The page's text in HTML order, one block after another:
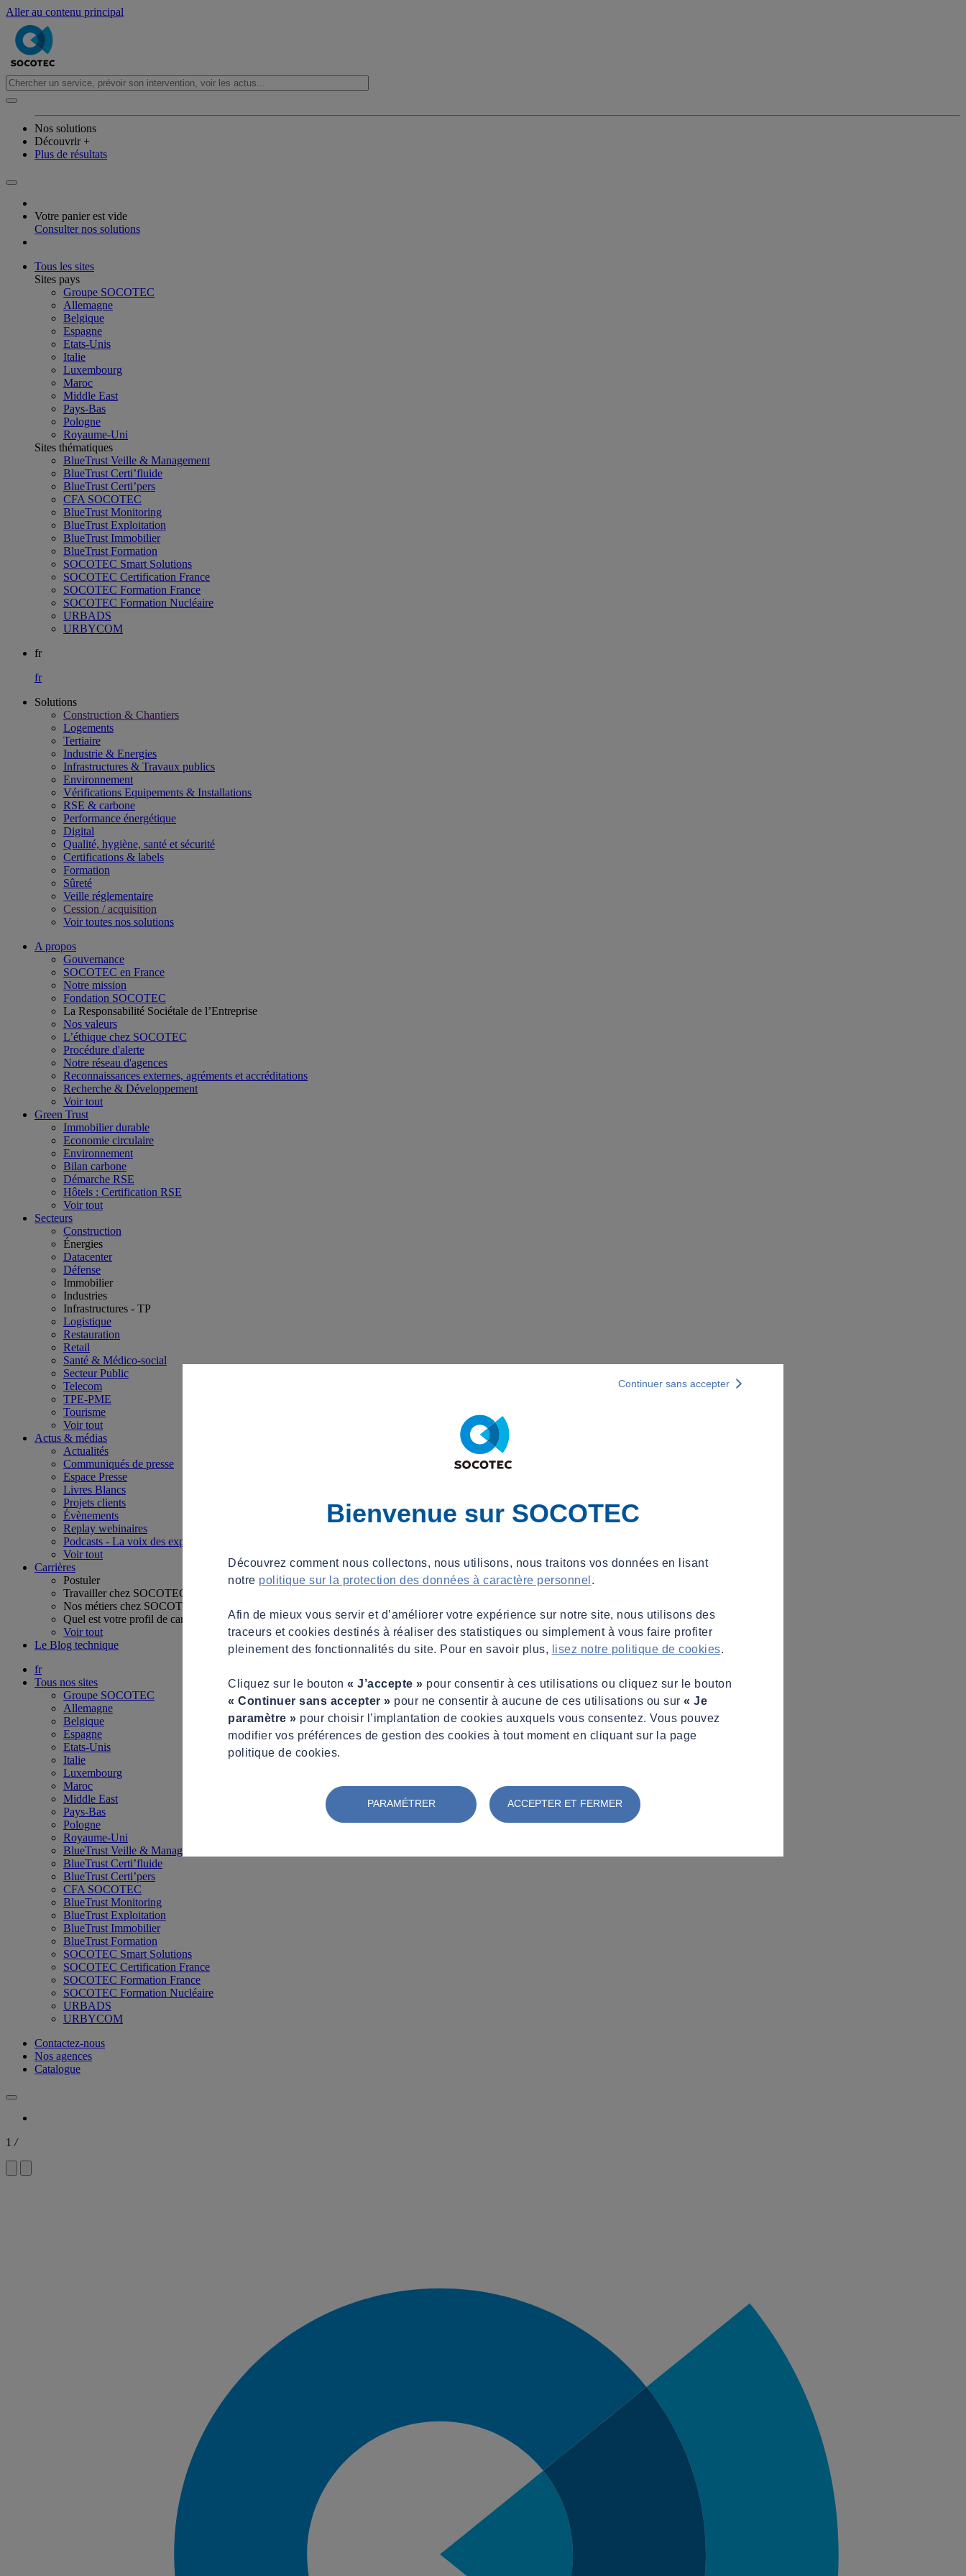
Aller au contenu principal
Nos solutions
Découvrir +
Plus de résultats
Votre panier est vide
Consulter nos solutions
Tous les sites
Sites pays
Groupe SOCOTEC
Allemagne
Belgique
Espagne
Etats-Unis
Italie
Luxembourg
Maroc
Middle East
Pays-Bas
Pologne
Royaume-Uni
Sites thématiques
BlueTrust Veille & Management
BlueTrust Certi’fluide
BlueTrust Certi’pers
CFA SOCOTEC
BlueTrust Monitoring
BlueTrust Exploitation
BlueTrust Immobilier
BlueTrust Formation
SOCOTEC Smart Solutions
SOCOTEC Certification France
SOCOTEC Formation France
SOCOTEC Formation Nucléaire
URBADS
URBYCOM
fr
fr
Solutions
Construction & Chantiers
Logements
Tertiaire​
Industrie & Energies
Infrastructures & Travaux publics​
Environnement​
Vérifications Equipements & Installations​
RSE & carbone​
Performance énergétique​
Digital
Qualité, hygiène, santé et sécurité​
Certifications & labels​
Formation​
Sûreté​
Veille réglementaire
Cession / acquisition​
Voir toutes nos solutions
A propos
Gouvernance
SOCOTEC en France
Notre mission
Fondation SOCOTEC
La Responsabilité Sociétale de l’Entreprise
Nos valeurs
L’éthique chez SOCOTEC
Procédure d'alerte
Notre réseau d'agences
Reconnaissances externes, agréments et accréditations
Recherche & Développement
Voir tout
Green Trust
Immobilier durable
Economie circulaire
Environnement
Bilan carbone
Démarche RSE
Hôtels : Certification RSE
Voir tout
Secteurs
Construction
Énergies
Datacenter
Défense
Immobilier
Industries
Infrastructures - TP
Logistique
Restauration
Retail
Santé & Médico-social
Secteur Public
Telecom
TPE-PME
Tourisme
Voir tout
Actus & médias
Actualités
Communiqués de presse
Espace Presse
Livres Blancs
Projets clients
Évènements
Replay webinaires
Podcasts - La voix des experts
Voir tout
Carrières
Postuler
Travailler chez SOCOTEC
Nos métiers chez SOCOTEC
Quel est votre profil de candidat ?
Voir tout
Le Blog technique
fr
Tous nos sites
Groupe SOCOTEC
Allemagne
Belgique
Espagne
Etats-Unis
Italie
Luxembourg
Maroc
Middle East
Pays-Bas
Pologne
Royaume-Uni
BlueTrust Veille & Management
BlueTrust Certi’fluide
BlueTrust Certi’pers
CFA SOCOTEC
BlueTrust Monitoring
BlueTrust Exploitation
BlueTrust Immobilier
BlueTrust Formation
SOCOTEC Smart Solutions
SOCOTEC Certification France
SOCOTEC Formation France
SOCOTEC Formation Nucléaire
URBADS
URBYCOM
Contactez-nous
Nos agences
Catalogue
1 /
Bienvenue sur SOCOTEC
Découvrez comment nous collectons, nous utilisons, nous traitons vos données en lisant
notre politique sur la protection des données à caractère personnel .
Afin de mieux vous servir et d’améliorer votre expérience sur notre site, nous utilisons des
traceurs et cookies destinés à réaliser des statistiques ou simplement à vous faire profiter
pleinement des fonctionnalités du site. Pour en savoir plus,
lisez notre politique de cookies.
Cliquez sur le bouton « J’accepte » pour consentir à ces utilisations ou cliquez sur le bouton
« Continuer sans accepter » pour ne consentir à aucune de ces utilisations ou sur « Je
paramètre » pour choisir l’implantation de cookies auxquels vous consentez. Vous pouvez
modifier vos préférences de gestion des cookies à tout moment en cliquant sur la page
politique de cookies.
PARAMÉTRER ACCEPTER ET FERMER
Continuer sans accepter